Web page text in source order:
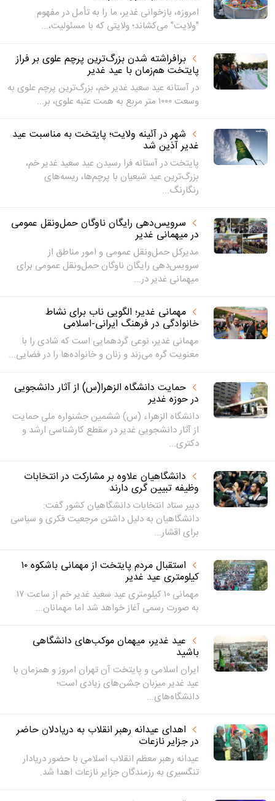
امروزه، بازخوانی غدیر، ما را به تأمل در مفهوم
"ولایت" می‌کشاند؛ ولایتی که با مسئولیت،...
برافراشته شدن بزرگ‌ترین پرچم علوی بر فراز
پایتخت هم‌زمان با عید غدیر
در آستانه عید سعید غدیر خم، بزرگ‌ترین پرچم علوی به
وسعت ۱۰۰۰ متر مربع به همت عتبه علوی، بر...
شهر در آئینه ولایت؛ پایتخت به مناسبت عید
غدیر آذین شد
پایتخت در آستانه فرا رسیدن عید سعید غدیر خم،
بزرگ‌ترین عید شیعیان با پرچم‌ها، ریسه‌های
رنگارنگ...
سرویس‌دهی رایگان ناوگان حمل‌ونقل عمومی
در میهمانی غدیر
مدیرکل حمل‌ونقل عمومی و امور مناطق از
سرویس‌دهی رایگان ناوگان حمل‌ونقل عمومی برای
میهمانی غدیر در...
مهمانی غدیر؛ الگویی ناب برای نشاط
خانوادگی در فرهنگ ایرانی-اسلامی
مهمانی غدیر، نوعی گردهمایی‌ است که شادی را با
معنویت گره می‌زند و زنان و خانواده‌ها را در فضایی...
حمایت دانشگاه الزهرا(س) از آثار دانشجویی
در حوزه غدیر
دانشگاه الزهراء (س) ششمین جشنواره ملی حمایت
از آثار دانشجویی غدیر در مقطع کارشناسی ارشد و
دکتری...
دانشگاهیان علاوه بر مشارکت در انتخابات
وظیفه تبیین گری دارند
دبیر ستاد انتخابات دانشگاهیان کشور گفت:
دانشگاهیان به دلیل داشتن مرجعیت فکری و سیاسی
برای اقشار...
استقبال مردم پایتخت از مهمانی باشکوه ۱۰
کیلومتری عید غدیر
مهمانی ۱۰ کیلومتری عید سعید غدیر خم از ساعت ۱۷
به صورت رسمی آغاز خواهد شد اما مهمانان...
عید غدیر، میهمان موکب‌های دانشگاهی
باشید
ایران اسلامی و پایتخت آن تهران امروز و همزمان با
عید غدیر میزبان جشن‌های زیادی است؛
دانشگاه‌های...
اهدای عیدانه رهبر انقلاب به دریادلان حاضر
در جزایر نازعات
عیدانه رهبر معظم انقلاب اسلامی با حضور دریادار
تنگسیری به رزمندگان جزایر نازعات اهدا شد.